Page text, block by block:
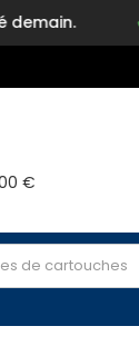
Garantie
€